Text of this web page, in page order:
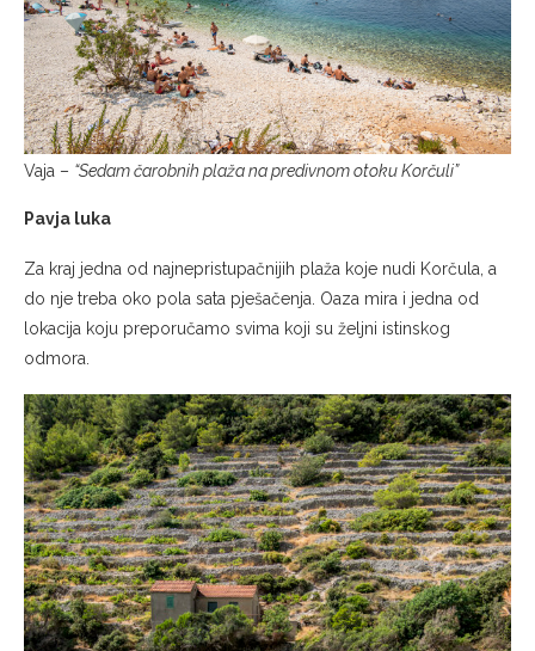
Vaja – “Sedam čarobnih plaža na predivnom otoku Korčuli”
Pavja luka
Za kraj jedna od najnepristupačnijih plaža koje nudi Korčula, a
do nje treba oko pola sata pješačenja. Oaza mira i jedna od
lokacija koju preporučamo svima koji su željni istinskog
odmora.